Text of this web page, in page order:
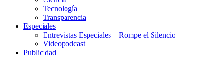
Tecnología
Transparencia
Especiales
Entrevistas Especiales – Rompe el Silencio
Videopodcast
Publicidad